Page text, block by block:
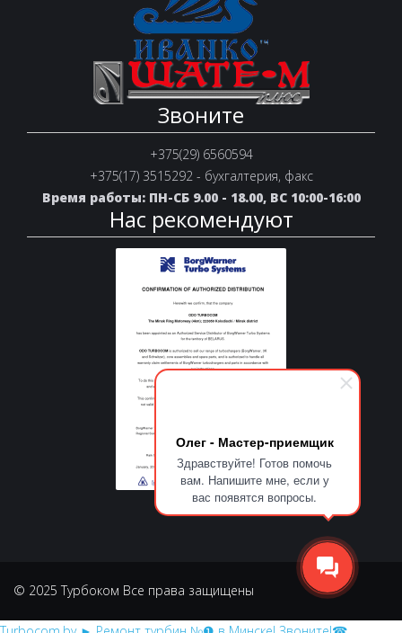
Олег - Мастер-приемщик
Здравствуйте! Готов помочь
вам. Напишите мне, если у
вас появятся вопросы.
Звоните
+375(29) 6560594
+375(17) 3515292 - бухгалтерия, факс
Время работы: ПН-СБ 9.00 - 18.00, ВС 10:00-16:00
Нас рекомендуют
© 2025 Турбоком Все права защищены